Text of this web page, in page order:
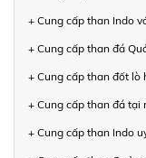
+ Cung cấp than Indo
+ Cung cấp than đá
+ Cung cấp than đốt lò
+ Cung cấp than đá tại
+ Cung cấp than Indo